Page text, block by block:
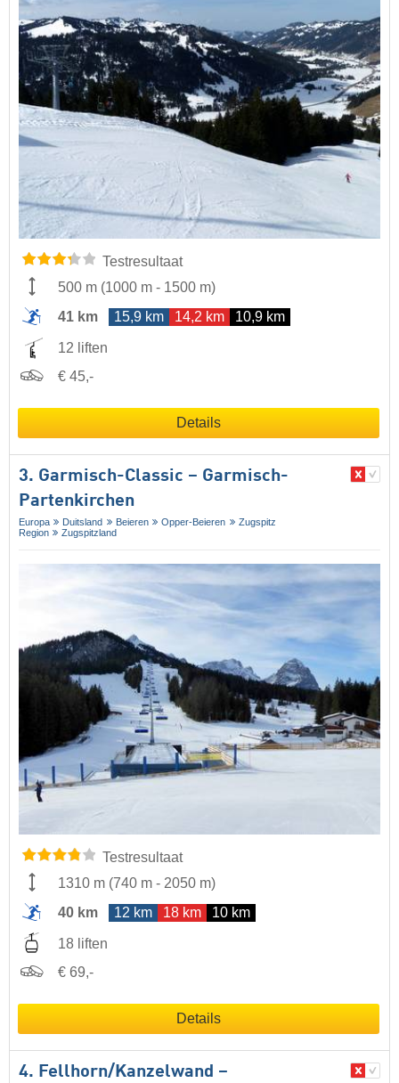
Testresultaat
500 m (1000 m - 1500 m)
41 km
15,9 km 14,2 km 10,9 km
12 liften
€ 45,-
Details
3. Garmisch-Classic – Garmisch-
Partenkirchen
Europa Duitsland Beieren Opper-Beieren
Zugspitz
Region
Zugspitzland
Testresultaat
1310 m (740 m - 2050 m)
40 km
12 km 18 km 10 km
18 liften
€ 69,-
Details
4. Fellhorn/​Kanzelwand –